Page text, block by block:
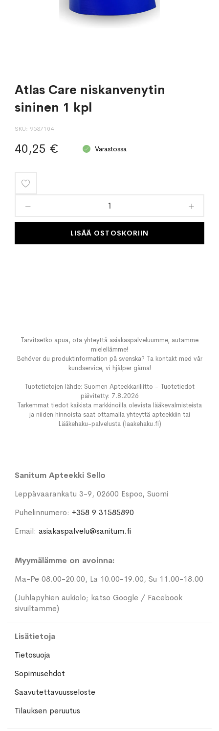
Atlas Care niskanvenytin
sininen 1 kpl
SKU 9537104
40,25 € Varastossa
toivelistaan
LISÄÄ OSTOSKORIIN
Tarvitsetko apua, ota yhteyttä asiakaspalveluumme, autamme
mielellämme!
Behöver du produktinformation på svenska? Ta kontakt med vår
kundservice, vi hjälper gärna!
Tuotetietojen lähde: Suomen Apteekkariliitto - Tuotetiedot
päivitetty: 7.8.2026
Tarkemmat tiedot kaikista markkinoilla olevista lääkevalmisteista
ja niiden hinnoista saat ottamalla yhteyttä apteekkiin tai
Lääkehaku-palvelusta (laakehaku.fi)
Sanitum Apteekki Sello
Leppävaarankatu 3-9, 02600 Espoo, Suomi
Puhelinnumero: +358 9 31585890
Email: asiakaspalvelu@sanitum.fi
Myymälämme on avoinna:
Ma-Pe 08.00-20.00, La 10.00-19.00, Su 11.00-18.00
(Juhlapyhien aukiolo; katso Google / Facebook
sivuiltamme)
Lisätietoja
Tietosuoja
Sopimusehdot
Saavutettavuusseloste
Tilauksen peruutus